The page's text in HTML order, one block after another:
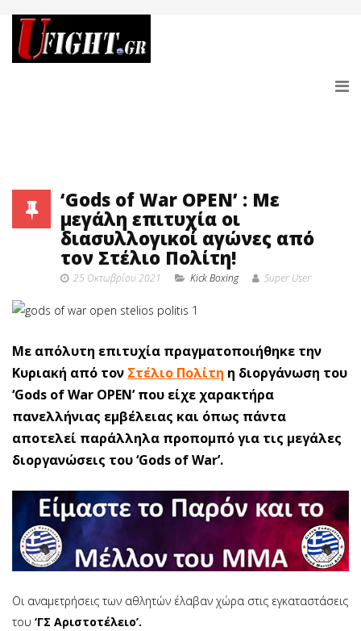
‘Gods of War OPEN’ : Με
μεγάλη επιτυχία οι
διασυλλογικοί αγώνες από
τον Στέλιο Πολίτη!
25 Οκτωβρίου 2021 Κick Boxing Super User
Με απόλυτη επιτυχία πραγματοποιήθηκε την
Κυριακή από τον Στέλιο Πολίτη η διοργάνωση του
‘Gods of War OPEN’ που είχε χαρακτήρα
πανελλήνιας εμβέλειας και όπως πάντα
αποτελεί παράλληλα προπομπό για τις μεγάλες
διοργανώσεις του ‘Gods of War’.
Οι αναμετρήσεις των αθλητών έλαβαν χώρα στις εγκαταστάσεις
του ‘ΓΣ Αριστοτέλειο’.